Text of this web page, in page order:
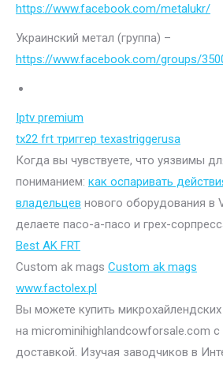
https://www.facebook.com/metalukr/
Украинский метал (группа) –
https://www.facebook.com/groups/
Iptv premium
tx22 frt триггер texastriggerusa
Когда вы чувствуете, что уязвимы
пониманием: как оспаривать
владельцев нового оборудования в
делаете пасо-а-пасо и грех-
Best AK FRT
Custom ak mags Custom ak mags
www.factolex.pl
Вы можете купить
на microminihighlandcowforsale.com с
доставкой. Изучая заводчиков в